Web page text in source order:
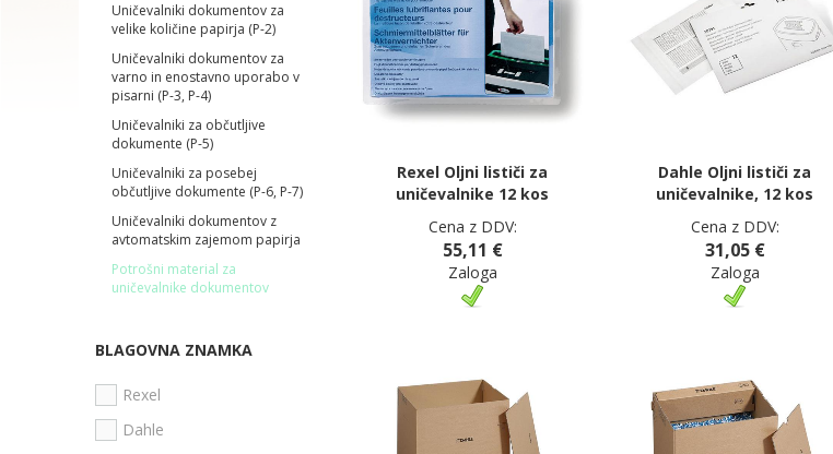
Uničevalniki dokumentov za
velike količine papirja (P-2)
Uničevalniki dokumentov za
varno in enostavno uporabo v
pisarni (P-3, P-4)
Uničevalniki za občutljive
dokumente (P-5)
Uničevalniki za posebej
občutljive dokumente (P-6, P-7)
Uničevalniki dokumentov z
avtomatskim zajemom papirja
Potrošni material za
uničevalnike dokumentov
BLAGOVNA ZNAMKA
Rexel
Dahle
Rexel Oljni lističi za
uničevalnike 12 kos
Cena z DDV:
55,11 €
Zaloga
Dahle Oljni lističi za
uničevalnike, 12 kos
Cena z DDV:
31,05 €
Zaloga